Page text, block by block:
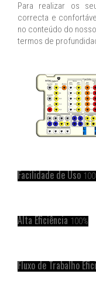
Para realizar os
correcta e
no conteúdo do
termos de
Facilidade de Uso
Alta Eficiência100%
Fluxo de Trabalho